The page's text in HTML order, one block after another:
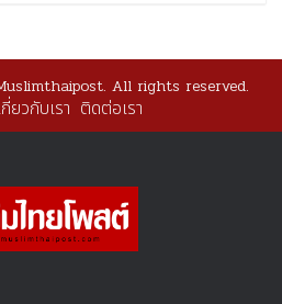
All rights reserved.
กี่ยวกับเรา ติดต่อเรา